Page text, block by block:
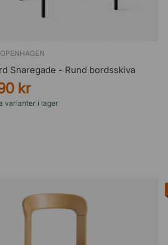
Snaregade - Rund bordsskiva
kr
varianter i lager